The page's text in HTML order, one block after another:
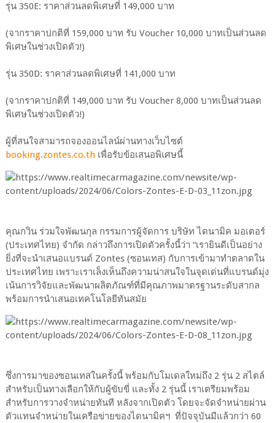
รุ่น 350E: ราคาส่วนลดพิเศษที่ 149,000 บาท
(จากราคาปกติที่ 159,000 บาท รับ Voucher 10,000 บาทเป็นส่วนลด
พิเศษในช่วงเปิดตัว!)
รุ่น 350D: ราคาส่วนลดพิเศษที่ 141,000 บาท
(จากราคาปกติที่ 149,000 บาท รับ Voucher 8,000 บาทเป็นส่วนลด
พิเศษในช่วงเปิดตัว!)
ผู้ที่สนใจสามารถจองออนไลน์ผ่านทางเว็บไซต์
booking.zontes.co.thเพื่อรับข้อเสนอพิเศษนี้
คุณกวิน ร่วมใจพัฒนกุล กรรมการผู้จัดการ บริษัท ไดนามิค มอเตอร์
(ประเทศไทย) จำกัด กล่าวถึงการเปิดตัวครั้งนี้ว่า “เรายินดีเป็นอย่าง
ยิ่งที่จะนำเสนอแบรนด์ Zontes (ซอนเทส) กับการเข้ามาทำตลาดใน
ประเทศไทย เพราะเราเล็งเห็นถึงความน่าสนใจในจุดเด่นที่แบรนด์มุ่ง
เน้นการวิจัยและพัฒนาผลิตภัณฑ์ที่มีคุณภาพมาตรฐานระดับสากล
พร้อมการนำเสนอเทคโนโลยีทันสมัย
ซึ่งการมาของซอนเทสในครั้งนี้ พร้อมกับโมเดลใหม่ถึง 2 รุ่น 2 สไตล์
สำหรับเป็นทางเลือกให้กับผู้ขับขี่ และทั้ง 2 รุ่นนี้ เราเตรียมพร้อม
สำหรับการวางจำหน่ายทันที หลังจากเปิดตัว โดยจะจัดจำหน่ายผ่าน
ตัวแทนจำหน่ายในเครือข่ายของไดนามิคฯ ที่ปัจจุบันมีแล้วกว่า 60